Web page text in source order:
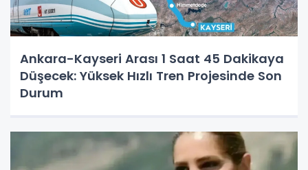
Ankara-Kayseri Arası 1 Saat 45 Dakikaya
Düşecek: Yüksek Hızlı Tren Projesinde Son
Durum